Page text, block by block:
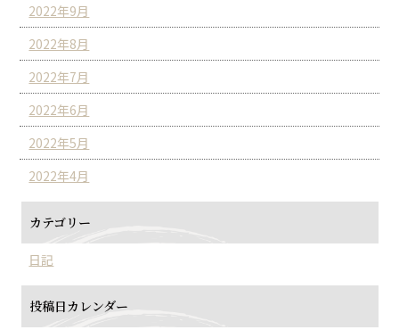
2022年9月
2022年8月
2022年7月
2022年6月
2022年5月
2022年4月
カテゴリー
日記
投稿日カレンダー